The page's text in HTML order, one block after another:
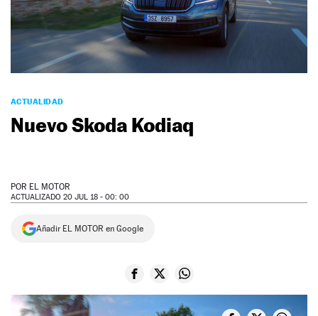
NEWSLETTER
ACTUALIDAD
Nuevo Skoda Kodiaq
POR EL MOTOR
ACTUALIZADO 20 JUL 18 - 00: 00
Añadir EL MOTOR en Google